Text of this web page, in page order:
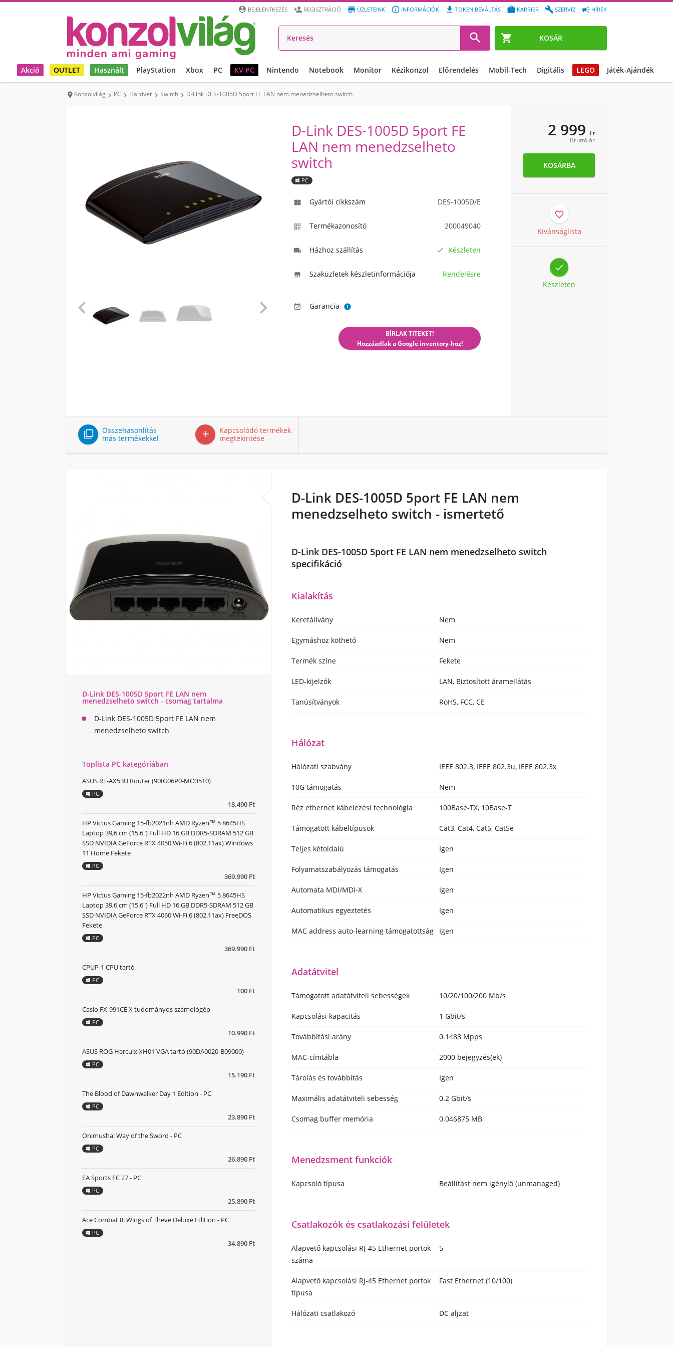
 KOSÁR
 HÍREK
 SZERVIZ
 KARRIER
 TOKEN BEVÁLTÁS
 INFORMÁCIÓK
 ÜZLETEINK
 REGISZTRÁCIÓ
 BEJELENTKEZÉS

Akció OUTLET Használt PlayStation Xbox PC KV PC Nintendo Notebook Monitor Kézikonzol Előrendelés Mobil-Tech Digitális LEGO Játék-Ajándék
 Konzolvilág  PC  Hardver  Switch  D-Link DES-1005D 5port FE LAN nem menedzselheto switch
 
D-Link DES-1005D 5port FE
LAN nem menedzselheto
switch
PC
 Gyártói cikkszám DES-1005D/E
 Termékazonosító 200049040
 Házhoz szállítás Készleten

 Szaküzletek készletinformációja Rendelésre
 Garancia 
BÍRLAK TITEKET!
Hozzáadlak a Google inventory-hoz!
2 999 Ft
Bruttó ár
KOSÁRBA

Kívánságlista

Készleten

Összehasonlítás
más termékekkel

Kapcsolódó termékek
megtekintése
D-Link DES-1005D 5port FE LAN nem
menedzselheto switch - ismertető
D-Link DES-1005D 5port FE LAN nem menedzselheto switch
specifikáció
Kialakítás
Keretállvány Nem
Egymáshoz köthető Nem
Termék színe Fekete
LED-kijelzők LAN, Biztosított áramellátás
Tanúsítványok RoHS, FCC, CE
Hálózat
Hálózati szabvány IEEE 802.3, IEEE 802.3u, IEEE 802.3x
10G támogatás Nem
Réz ethernet kábelezési technológia 100Base-TX, 10Base-T
Támogatott kábeltípusok Cat3, Cat4, Cat5, Cat5e
Teljes kétoldalú Igen
Folyamatszabályozás támogatás Igen
Automata MDI/MDI-X Igen
Automatikus egyeztetés Igen
MAC address auto-learning támogatottság Igen
Adatátvitel
Támogatott adatátviteli sebességek 10/20/100/200 Mb/s
Kapcsolási kapacitás 1 Gbit/s
Továbbítási arány 0.1488 Mpps
MAC-címtábla 2000 bejegyzés(ek)
Tárolás és továbbítás Igen
Maximális adatátviteli sebesség 0.2 Gbit/s
Csomag buffer memória 0.046875 MB
Menedzsment funkciók
Kapcsoló típusa Beállítást nem igénylő (unmanaged)
Csatlakozók és csatlakozási felületek
Alapvető kapcsolási RJ-45 Ethernet portok
száma
5
Alapvető kapcsolási RJ-45 Ethernet portok
típusa
Fast Ethernet (10/100)
Hálózati csatlakozó DC aljzat
D-Link DES-1005D 5port FE LAN nem
menedzselheto switch - csomag tartalma
D-Link DES-1005D 5port FE LAN nem
menedzselheto switch
Toplista PC kategóriában
18.490 Ft
ASUS RT-AX53U Router (90IG06P0-MO3510)
PC
369.990 Ft
HP Victus Gaming 15-fb2021nh AMD Ryzen™ 5 8645HS
Laptop 39,6 cm (15.6") Full HD 16 GB DDR5-SDRAM 512 GB
SSD NVIDIA GeForce RTX 4050 Wi-Fi 6 (802.11ax) Windows
11 Home Fekete
PC
369.990 Ft
HP Victus Gaming 15-fb2022nh AMD Ryzen™ 5 8645HS
Laptop 39,6 cm (15.6") Full HD 16 GB DDR5-SDRAM 512 GB
SSD NVIDIA GeForce RTX 4060 Wi-Fi 6 (802.11ax) FreeDOS
Fekete
PC
100 Ft
CPUP-1 CPU tartó
PC
10.990 Ft
Casio FX-991CE X tudományos számológép
PC
15.190 Ft
ASUS ROG Herculx XH01 VGA tartó (90DA0020-B09000)
PC
23.890 Ft
The Blood of Dawnwalker Day 1 Edition - PC
PC
26.890 Ft
Onimusha: Way of the Sword - PC
PC
25.890 Ft
EA Sports FC 27 - PC
PC
34.890 Ft
Ace Combat 8: Wings of Theve Deluxe Edition - PC
PC